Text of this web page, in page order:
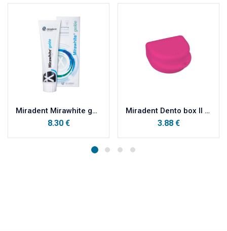
Miradent Mirawhite gel za intenzivno čišćenje i briljantno bijele zube 100 ml
8.30 €
Miradent Dento box II dublja kutijica za čuvanje proteze ROZA
3.88 €